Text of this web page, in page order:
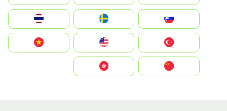
Slovensko
United States
Vietnam